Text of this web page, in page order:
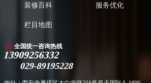
装修百科 服务优化
栏目地图
全国统一咨询热线
13909256332
029-89195228